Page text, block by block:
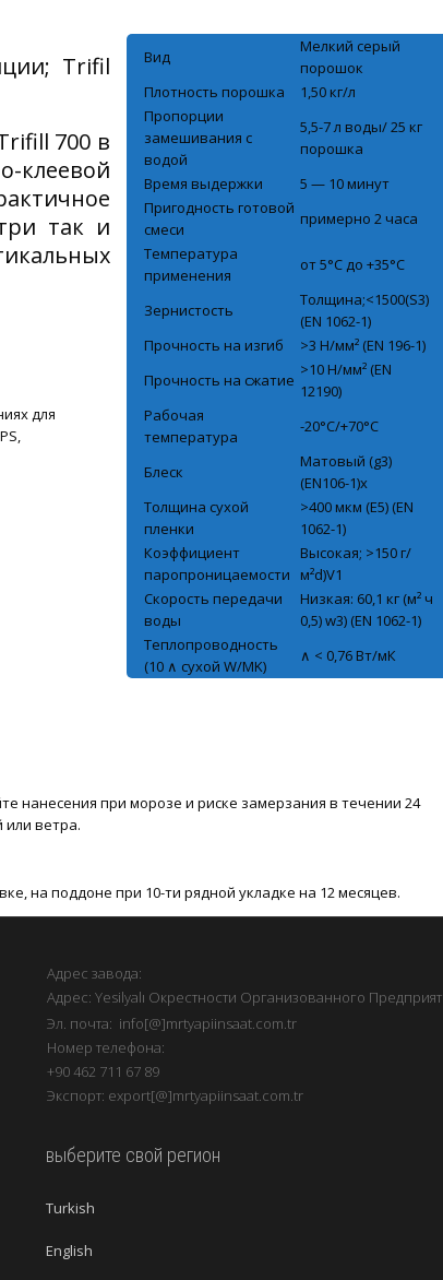
Trifil
700 в
клеевой
так и
для
Вид
Мелкий серый
порошок
Плотность порошка
1,50 кг/л
Пропорции
замешивания с
водой
5,5-7 л воды/ 25 кг
порошка
Время выдержки
5 — 10 минут
Пригодность готовой
смеси
примерно 2 часа
Температура
применения
от 5°С до +35°С
Зернистость
Толщина;<1500(S3)
(EN 1062-1)
Прочность на изгиб
>3 Н/мм² (EN 196-1)
Прочность на сжатие
>10 Н/мм² (EN
12190)
Рабочая
температура
-20°C/+70°C
Блеск
Матовый (g3)
(EN106-1)x
Толщина сухой
пленки
>400 мкм (E5) (EN
1062-1)
Коэффициент
паропроницаемости
Высокая; >150 г/
м²d)V1
Скорость передачи
воды
Низкая: 60,1 кг (м² ч
0,5) w3) (EN 1062-1)
Теплопроводность
(10 ∧ сухой W/MK)
∧ < 0,76 Вт/мК
нанесения при морозе и риске замерзания в течении 24
ветра.
на поддоне при 10-ти рядной укладке на 12 месяцев.
Адрес завода:
Адрес: Yesilyalı Окрестности Организованного
Эл. почта: info[@]mrtyapiinsaat.com.tr
Номер телефона:
+90 462 711 67 89
Экспорт: export[@]mrtyapiinsaat.com.tr
выберите свой регион
Turkish
English